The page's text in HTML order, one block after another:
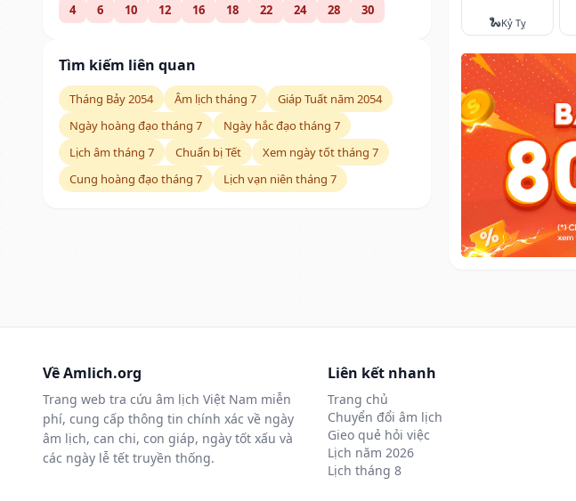
4 6 10 12 16 18 22 24 28 30
Tìm kiếm liên quan
Tháng Bảy 2054 Âm lịch tháng 7
Giáp Tuất năm 2054
Ngày hoàng đạo tháng 7
Ngày hắc đạo tháng 7
Lịch âm tháng 7
Chuẩn bị Tết
Xem ngày tốt tháng 7
Cung hoàng đạo tháng 7
Lịch vạn niên tháng 7
🐍Kỷ Tỵ
Về Amlich.org
Trang web tra cứu âm lịch Việt Nam miễn
phí, cung cấp thông tin chính xác về ngày
âm lịch, can chi, con giáp, ngày tốt xấu và
các ngày lễ tết truyền thống.
Liên kết nhanh
Trang chủ
Chuyển đổi âm lịch
Gieo quẻ hỏi việc
Lịch năm 2026
Lịch tháng 8